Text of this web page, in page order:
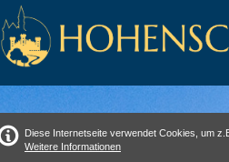
Diese Internetseite verwendet Cookies, um
Weitere Informationen